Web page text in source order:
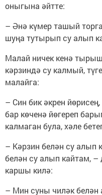
оныгына әйтте:
– Әнә күмер ташый
шуңа тутырып су алып
Малай ничек кенә
кәрзиндә су калмый,
малайга:
– Син бик әкрен
бар көченә йөгереп
калмаган була, хәле
– Кәрзин белән су алып
белән су алып кайтам,
каршы килә:
– Мин суны чиләк